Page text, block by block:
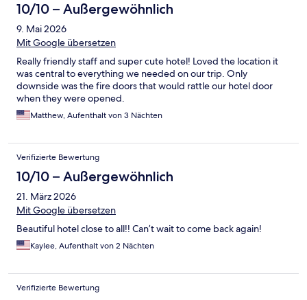
10/10 – Außergewöhnlich
9. Mai 2026
Mit Google übersetzen
Really friendly staff and super cute hotel! Loved the location it
was central to everything we needed on our trip. Only
downside was the fire doors that would rattle our hotel door
when they were opened.
Matthew, Aufenthalt von 3 Nächten
Verifizierte Bewertung
10/10 – Außergewöhnlich
21. März 2026
Mit Google übersetzen
Beautiful hotel close to all!! Can’t wait to come back again!
Kaylee, Aufenthalt von 2 Nächten
Verifizierte Bewertung